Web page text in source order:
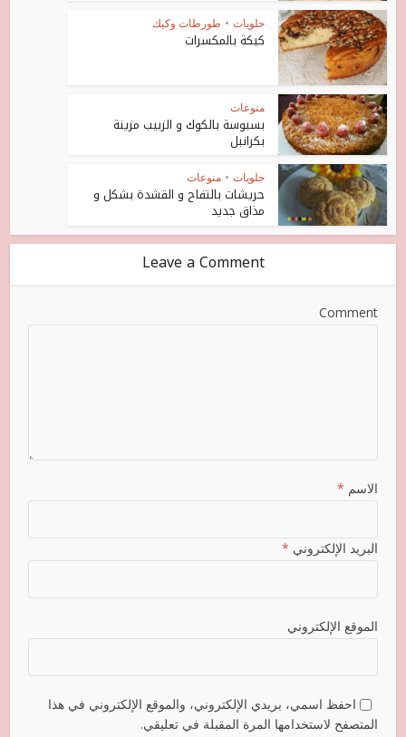
حلويات • طورطات وكيك
كيكة بالمكسرات
منوعات
بسبوسة بالكوك و الزبيب مزينة
بكرانبل
حلويات • منوعات
حريشات بالتفاح و القشدة بشكل و
مذاق جديد
Leave a Comment
Comment
الاسم *
البريد الإلكتروني *
الموقع الإلكتروني
احفظ اسمي، بريدي الإلكتروني، والموقع الإلكتروني في هذا
المتصفح لاستخدامها المرة المقبلة في تعليقي.